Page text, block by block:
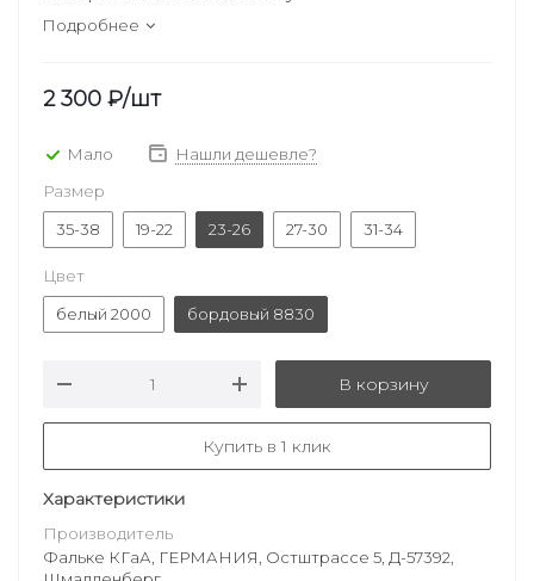
Подробнее
2 300 ₽/шт
Мало
Нашли дешевле?
Размер
35-38
19-22 23-26 27-30 31-34
Цвет
белый 2000
бордовый 8830
В корзину
Купить в 1 клик
Характеристики
Производитель
Фальке КГаА, ГЕРМАНИЯ, Остштрассе 5, Д-57392,